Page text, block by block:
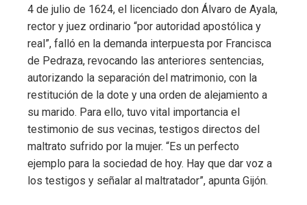
4 de julio de 1624, el licenciado don Álvaro de Ayala,
rector y juez ordinario “por autoridad apostólica y
real”, falló en la demanda interpuesta por Francisca
de Pedraza, revocando las anteriores sentencias,
autorizando la separación del matrimonio, con la
restitución de la dote y una orden de alejamiento a
su marido. Para ello, tuvo vital importancia el
testimonio de sus vecinas, testigos directos del
maltrato sufrido por la mujer. “Es un perfecto
ejemplo para la sociedad de hoy. Hay que dar voz a
los testigos y señalar al maltratador”, apunta Gijón.